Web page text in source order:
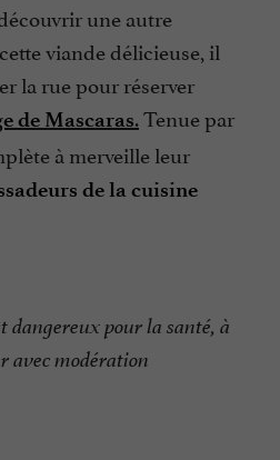
une autre
viande délicieuse, il
la rue pour réserver
de Mascaras.Tenue par
à merveille leur
de la cuisine
dangereux pour la santé, à
avec modération